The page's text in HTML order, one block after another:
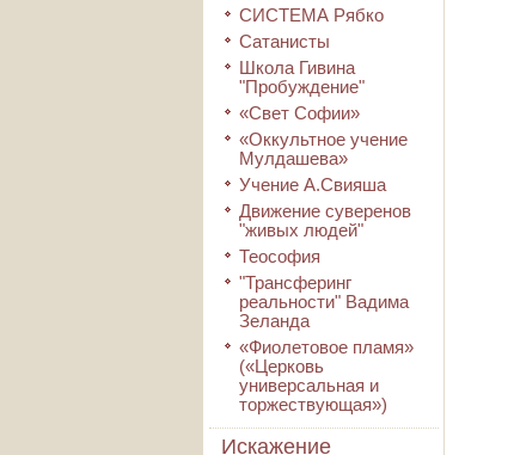
СИСТЕМА Рябко
Сатанисты
Школа Гивина
"Пробуждение"
«Свет Софии»
«Оккультное учение
Мулдашева»
Учение А.Свияша
Движение суверенов
"живых людей"
Теософия
"Трансферинг
реальности" Вадима
Зеланда
«Фиолетовое пламя»
(«Церковь
универсальная и
торжествующая»)
Искажение